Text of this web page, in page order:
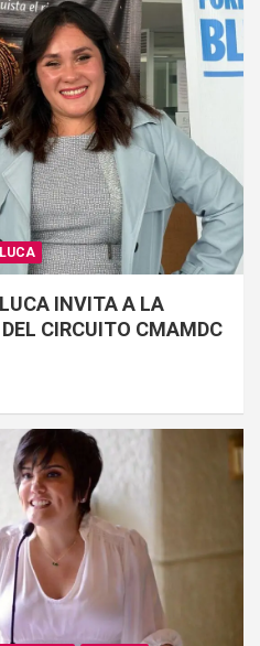
INVITA A LA
CIRCUITO CMAMDC